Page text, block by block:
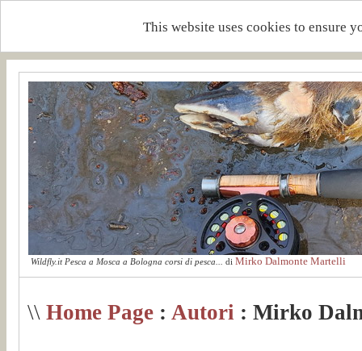
This website uses cookies to ensure
Wildfly.it Pesca a Mosca a Bologna corsi di pesca... di Mirko Dalmonte Martelli
\\ Home Page : Autori : Mirko